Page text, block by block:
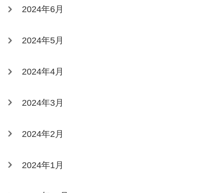
2024年6月
2024年5月
2024年4月
2024年3月
2024年2月
2024年1月